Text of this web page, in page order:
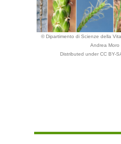
© Dipartimento di Scienze della
Andrea Moro
Distributed under CC BY-